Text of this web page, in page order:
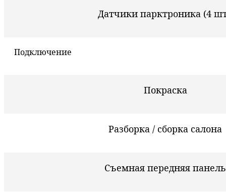
Датчики парктроника (4
Подключение
Покраска
Разборка / сборка салона
Съемная передняя панель